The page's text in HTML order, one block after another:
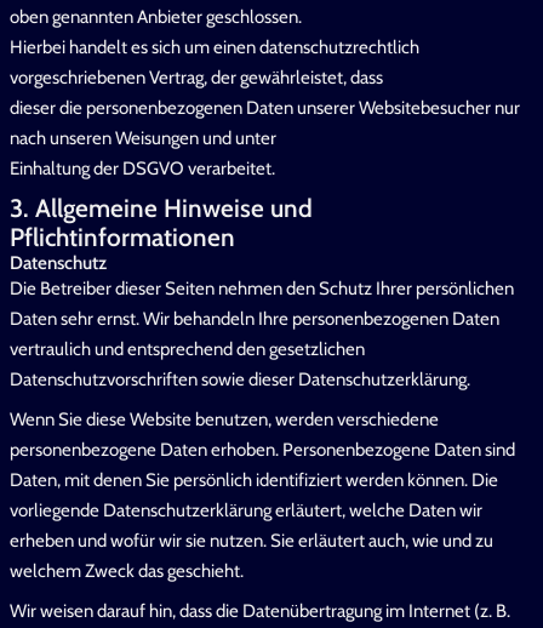
oben genannten Anbieter geschlossen.
Hierbei handelt es sich um einen datenschutzrechtlich
vorgeschriebenen Vertrag, der gewährleistet, dass
dieser die personenbezogenen Daten unserer Websitebesucher nur
nach unseren Weisungen und unter
Einhaltung der DSGVO verarbeitet.
3. Allgemeine Hinweise und
Pflichtinformationen
Datenschutz
Die Betreiber dieser Seiten nehmen den Schutz Ihrer persönlichen
Daten sehr ernst. Wir behandeln Ihre personenbezogenen Daten
vertraulich und entsprechend den gesetzlichen
Datenschutzvorschriften sowie dieser Datenschutzerklärung.
Wenn Sie diese Website benutzen, werden verschiedene
personenbezogene Daten erhoben. Personenbezogene Daten sind
Daten, mit denen Sie persönlich identifiziert werden können. Die
vorliegende Datenschutzerklärung erläutert, welche Daten wir
erheben und wofür wir sie nutzen. Sie erläutert auch, wie und zu
welchem Zweck das geschieht.
Wir weisen darauf hin, dass die Datenübertragung im Internet (z. B.